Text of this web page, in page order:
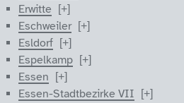
Erwitte
Eschweiler
Esldorf
Espelkamp
Essen
Essen-Stadtbezirke VII